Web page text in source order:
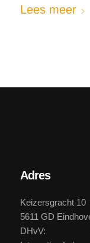
Lees meer
Adres
Keizersgracht 10
5611 GD
DHvV: